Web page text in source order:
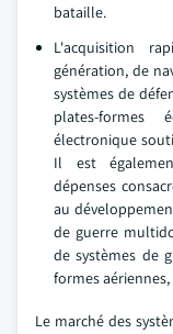
bataille.
L'acquisition
génération, de
systèmes de
plates-formes
électronique
Il est
dépenses
au
de guerre
de systèmes de
formes
Le marché des